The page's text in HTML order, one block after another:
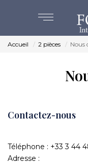
Accueil 2 pièces Nous
Contactez-nous
Téléphone : +33 3 44
Adresse :